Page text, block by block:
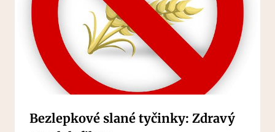
Bezlepkové slané tyčinky: Zdravý